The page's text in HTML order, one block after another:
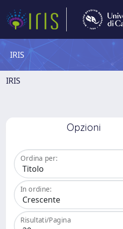
IRIS
IRIS
Opzioni
Ordina per:
In ordine:
Risultati/Pagina